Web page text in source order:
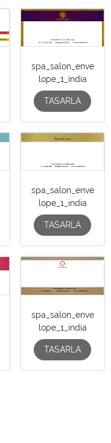
spa_salon_enve
lope_1_india
TASARLA
spa_salon_enve
lope_1_india
TASARLA
spa_salon_enve
lope_1_india
TASARLA